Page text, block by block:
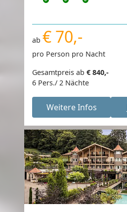
ab € 70,-
pro Person pro Nacht
Gesamtpreis ab € 840,-
6 Pers./ 2 Nächte
Weitere Infos